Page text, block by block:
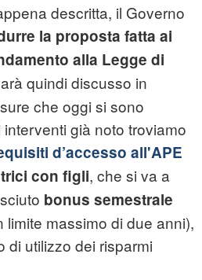
descritta, il Governo
la proposta fatta ai
alla Legge di
quindi discusso in
che oggi si sono
già noto troviamo
d’accesso all'APE
con figli, che si va a
bonus semestrale
limite massimo di due anni),
di utilizzo dei risparmi